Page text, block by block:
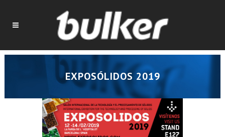
EXPOSÓLIDOS 2019